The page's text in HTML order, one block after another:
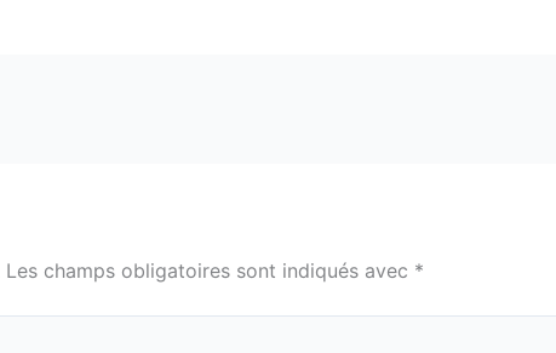
Les champs obligatoires sont indiqués avec *